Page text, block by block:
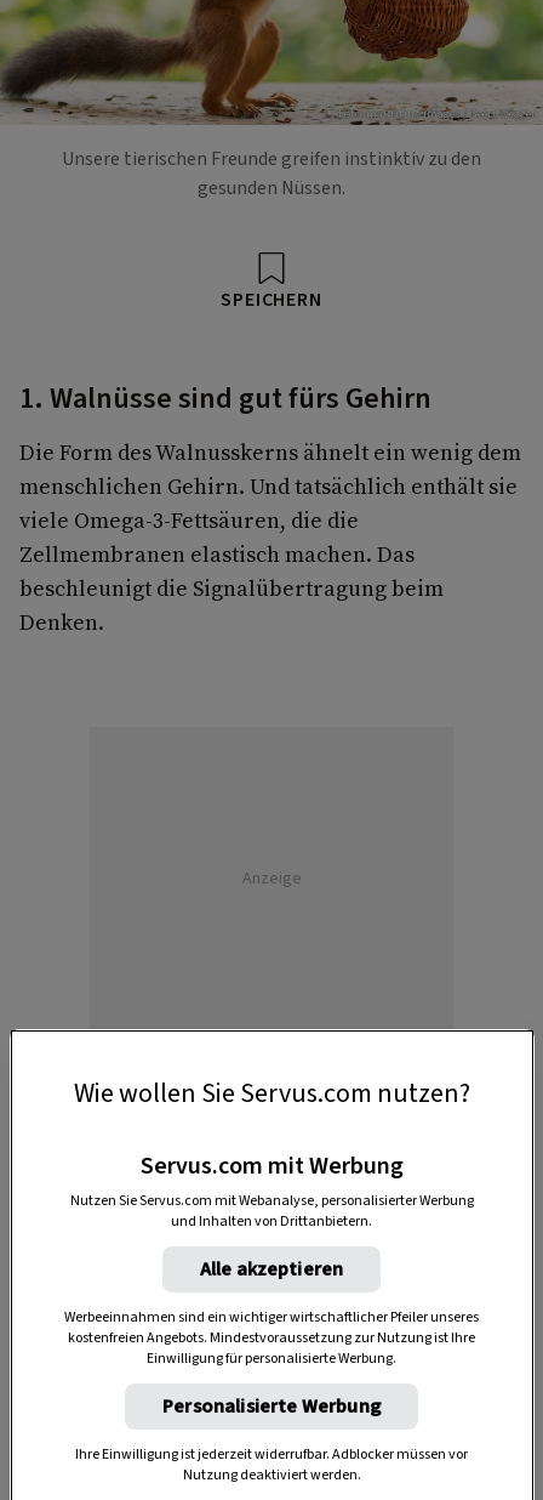
Foto: mauritius images / Geert Weggen
Unsere tierischen Freunde greifen instinktiv zu den
gesunden Nüssen.
SPEICHERN
1. Walnüsse sind gut fürs Gehirn
Die Form des Walnusskerns ähnelt ein wenig dem
menschlichen Gehirn. Und tatsächlich enthält sie
viele Omega-3-Fettsäuren, die die
Zellmembranen elastisch machen. Das
beschleunigt die Signalübertragung beim
Denken.
Anzeige
2. Walnüsse machen glücklich
Die heimischen Nüsse enthalten recht viel
Tryptophan, eine Aminosäure, die der Körper
benötigt, um Serotonin herzustellen. Das
Glückshormon, das unsere Stimmung hebt. Aber
Achtung: Menschen mit Tendenz zu
Migräneanfällensollten Walnüsse aus diesem
Grund meiden.
Wie wollen Sie Servus.com nutzen?
Servus.com mit Werbung
Nutzen Sie Servus.com mit Webanalyse, personalisierter Werbung
und Inhalten von Drittanbietern.
Alle akzeptieren
Werbeeinnahmen sind ein wichtiger wirtschaftlicher Pfeiler unseres
kostenfreien Angebots. Mindestvoraussetzung zur Nutzung ist Ihre
Einwilligung für personalisierte Werbung.
Personalisierte Werbung
Ihre Einwilligung ist jederzeit widerrufbar. Adblocker müssen vor
Nutzung deaktiviert werden.